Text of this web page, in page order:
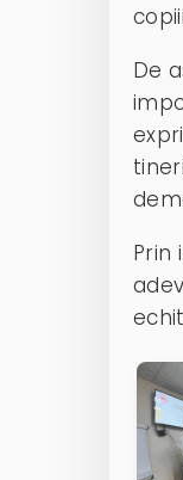
De
Prin